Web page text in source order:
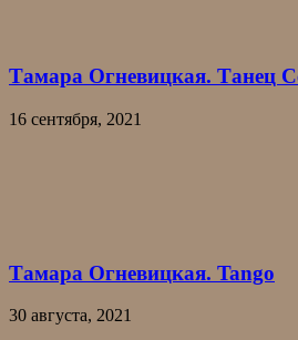
Тамара Огневицкая. Танец
16 сентября, 2021
Тамара Огневицкая. Tango
30 августа, 2021